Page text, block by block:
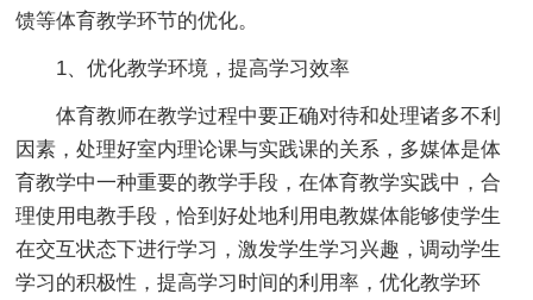
馈等体育教学环节的优化。
1、优化教学环境，提高学习效率
体育教师在教学过程中要正确对待和处理诸多不利
因素，处理好室内理论课与实践课的关系，多媒体是体
育教学中一种重要的教学手段，在体育教学实践中，合
理使用电教手段，恰到好处地利用电教媒体能够使学生
在交互状态下进行学习，激发学生学习兴趣，调动学生
学习的积极性，提高学习时间的利用率，优化教学环